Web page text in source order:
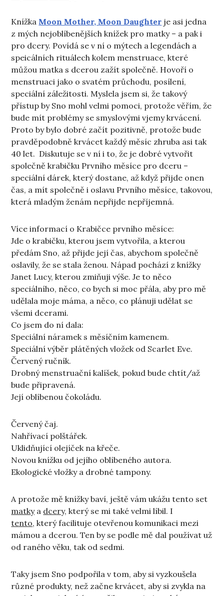
Knížka Moon Mother, Moon Daughter je asi jedna
z mých nejoblíbenějších knížek pro matky – a pak i
pro dcery. Povídá se v ní o mýtech a legendách a
speicálních rituálech kolem menstruace, které
můžou matka s dcerou zažít společně. Hovoří o
menstruaci jako o svatém průchodu, posílení,
speciální záležitosti. Myslela jsem si, že takový
přístup by Sno mohl velmi pomoci, protože věřím, že
bude mít problémy se smyslovými vjemy krvácení.
Proto by bylo dobré začít pozitivně, protože bude
pravděpodobně krvácet každý měsíc zhruba asi tak
40 let. Diskutuje se v ní i to, že je dobré vytvořit
společně krabičku Prvního měsíce pro dceru –
speciální dárek, který dostane, až když přijde onen
čas, a mít společně i oslavu Prvního měsíce, takovou,
která mladým ženám nepřijde nepříjemná.
Více informací o Krabičce prvního měsíce:
Jde o krabičku, kterou jsem vytvořila, a kterou
předám Sno, až přijde její čas, abychom společně
oslavily, že se stala ženou. Nápad pochází z knížky
Janet Lucy, kterou zmiňuji výše. Je to něco
speciálního, něco, co bych si moc přála, aby pro mě
udělala moje máma, a něco, co plánuji udělat se
všemi dcerami.
Co jsem do ní dala:
Speciální náramek s měsíčním kamenem.
Speciální výběr plátěných vložek od Scarlet Eve.
Červený ručník.
Drobný menstruační kalíšek, pokud bude chtít/až
bude připravená.
Její oblíbenou čokoládu.
Červený čaj.
Nahřívací polštářek.
Uklidňující olejíček na křeče.
Novou knížku od jejího oblíbeného autora.
Ekologické vložky a drobné tampony.
A protože mě knížky baví, ještě vám ukážu tento set
matkya dcery, který se mi také velmi líbil. I
tento, který facilituje otevřenou komunikaci mezi
mámou a dcerou. Ten by se podle mě dal používat už
od raného věku, tak od sedmi.
Taky jsem Sno podpořila v tom, aby si vyzkoušela
různé produkty, než začne krvácet, aby si zvykla na